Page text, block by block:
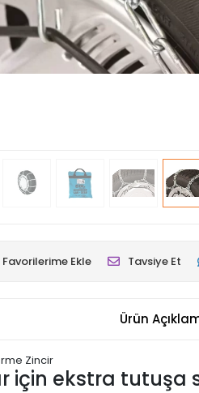
Favorilerime Ekle Tavsiye Et
Ürün
Zincir
için ekstra tutuşa